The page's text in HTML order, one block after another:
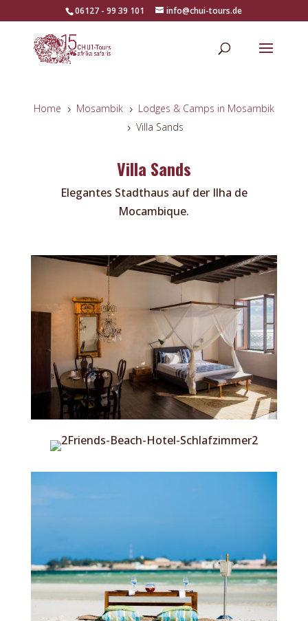
06127 - 99 39 101 info@chui-tours.de
Home 5 Mosambik 5 Lodges & Camps in Mosambik
5 Villa Sands
Villa Sands
Elegantes Stadthaus auf der Ilha de
Mocambique.